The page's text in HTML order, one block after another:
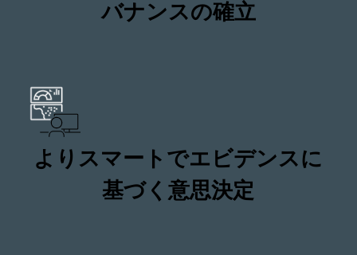
バナンスの確立
よりスマートでエビデンスに
基づく意思決定